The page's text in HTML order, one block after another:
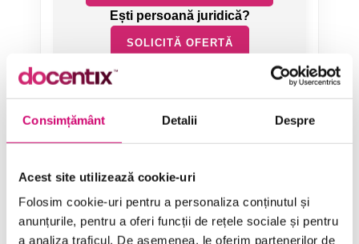
Consimțământ Detalii Despre
Acest site utilizează cookie-uri
Folosim cookie-uri pentru a personaliza conținutul și
anunțurile, pentru a oferi funcții de rețele sociale și pentru
a analiza traficul. De asemenea, le oferim partenerilor de
SOLICITĂ OFERTĂ